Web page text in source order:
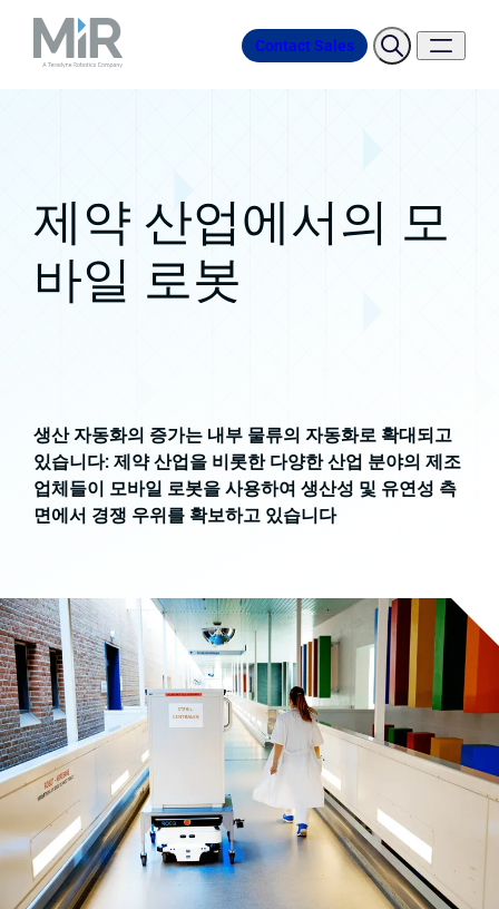
Contact Sales
제약 산업에서의 모
바일 로봇
생산 자동화의 증가는 내부 물류의 자동화로 확대되고
있습니다: 제약 산업을 비롯한 다양한 산업 분야의 제조
업체들이 모바일 로봇을 사용하여 생산성 및 유연성 측
면에서 경쟁 우위를 확보하고 있습니다